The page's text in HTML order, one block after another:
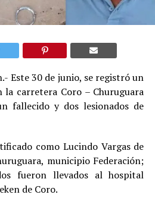
Este 30 de junio, se registró un
la carretera Coro – Churuguara
fallecido y dos lesionados de
como Lucindo Vargas de
municipio Federación;
fueron llevados al hospital
de Coro.